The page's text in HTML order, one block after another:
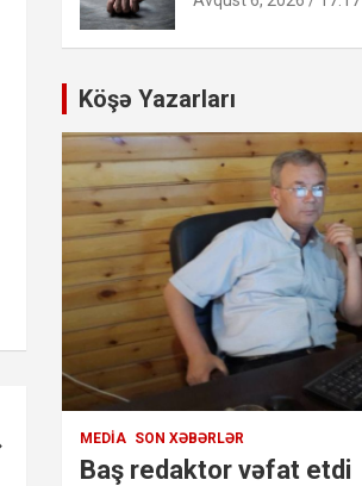
Köşə Yazarları
MEDIA SON XƏBƏRLƏR
Baş redaktor vəfat etdi